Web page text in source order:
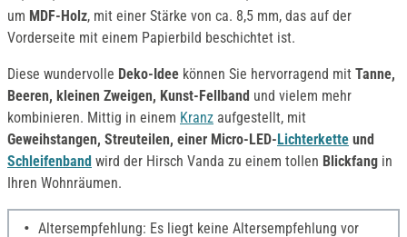
um MDF-Holz, mit einer Stärke von ca. 8,5 mm, das auf der
Vorderseite mit einem Papierbild beschichtet ist.
Diese wundervolle Deko-Idee können Sie hervorragend mit Tanne,
Beeren, kleinen Zweigen, Kunst-Fellband und vielem mehr
kombinieren. Mittig in einem Kranz aufgestellt, mit
Geweihstangen, Streuteilen, einer Micro-LED- Lichterkette und
Schleifenband wird der Hirsch Vanda zu einem tollen Blickfang in
Ihren Wohnräumen.
Altersempfehlung: Es liegt keine Altersempfehlung vor